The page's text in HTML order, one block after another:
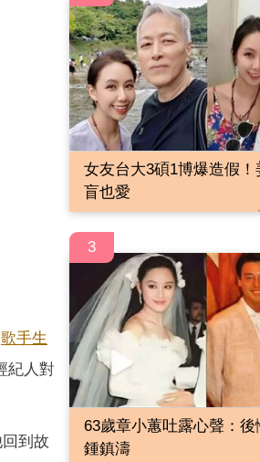
歌手生
紀人對
到故
女友台大3碩1博爆造假！
盲也愛
3
63歲章小蕙吐露心聲：
鍾鎮濤